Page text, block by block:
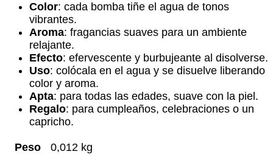
Color: cada bomba tiñe el agua de tonos
vibrantes.
Aroma: fragancias suaves para un ambiente
relajante.
Efecto: efervescente y burbujeante al disolverse.
Uso: colócala en el agua y se disuelve liberando
color y aroma.
Apta: para todas las edades, suave con la piel.
Regalo: para cumpleaños, celebraciones o un
capricho.
Peso 0,012 kg